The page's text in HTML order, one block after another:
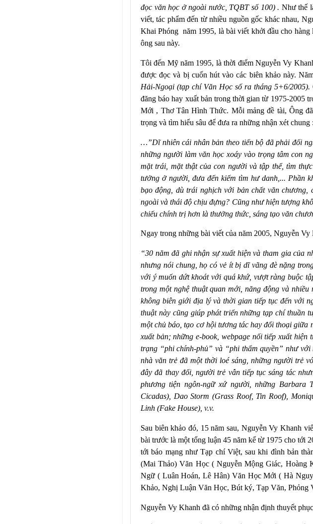
đọc văn học ở ngoài nước, TQBT số 100) . Như thế
viết, tác phẩm đến từ nhiều nguồn gốc khác nhau,
Khai Phóng năm 1995, là bài viết khởi đầu cho
ông sau này.
Tôi đến Mỹ năm 1995, là thời điểm Nguyễn Vy
được đọc và bị cuốn hút vào các biên khảo này.
Hải-Ngoại (tạp chí Văn Học số ra tháng 5+6/2005).
đăng báo hay xuất bản trong thời gian từ 1975-2005
Mới , Thơ Tân Hình Thức. Mỗi mảng đề tài, Ông
trọng và tìm hiểu sâu để đưa ra những nhận xét chung :
…”Dĩ nhiên cái nhân bản theo tiến bộ đã phải đối
những người làm văn học xoáy vào trọng tâm con
mặt trái, mặt thật của con người và tập thể, tìm
tưởng ở người, đưa đến kiếm tìm hư danh,... Phần
bạo động, dù trái nghịch với bản chất văn
ngoài và thái độ chịu đựng? Cũng như hiện tượng
chiếu chính trị hơn là thưởng thức, sáng tạo văn
Ngay trong những bài viết của năm 2005, Nguyễn
“30 năm đã ghi nhận sự xuất hiện và tham gia của
nhưng nói chung, họ có vẻ ít bị dĩ vãng đè nặng
với ý muốn dứt khoát với quá khứ, vượt ràng buộc
trong một nghệ thuật quan mới, năng động và
không biên giới địa lý và thời gian tiếp tục đến với
thuật này cũng giúp phát triển những tạp chí thuần
một chủ báo, tạo cơ hội tương tác hay đối thoại
xuất bản; những e-book, webpage nối tiếp xuất
trạng “phi chính-phủ” và “phi thẩm quyền” như
nhà văn trẻ đã một thời loé sáng, những người trẻ
đây đã thay đổi, người trẻ vẫn tiếp tục sáng tác
phương tiện ngôn-ngữ xứ người, những Barbara
Cicadas), Dao Storm (Grass Roof, Tin Roof),
Linh (Fake House), v.v.
Sau biên khảo đó, 15 năm sau, Nguyễn Vy Khanh
bài trước là một tổng luận 45 năm kể từ 1975 cho tới
tới báo mạng như Tạp chí Việt, sau khi đình bản
(Mai Thảo) Văn Học ( Nguyễn Mộng Giác, Hoàng
Ngữ ( Luân Hoán, Lê Hân) Văn Học Mới ( Hà
Khảo, Nghị Luận Văn Học, Bút ký, Tạp Văn, Phỏng
Nguyễn Vy Khanh đã có những nhận định thuyết